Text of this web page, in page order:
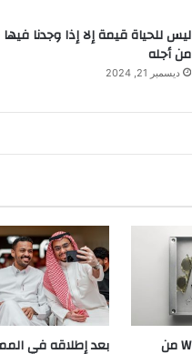
ليس للحياة قيمة إلا إذا وجدنا
من أجله
ديسمبر 21, 2024
سماعات WH-1000XM6 من
بعد إطلاقه في